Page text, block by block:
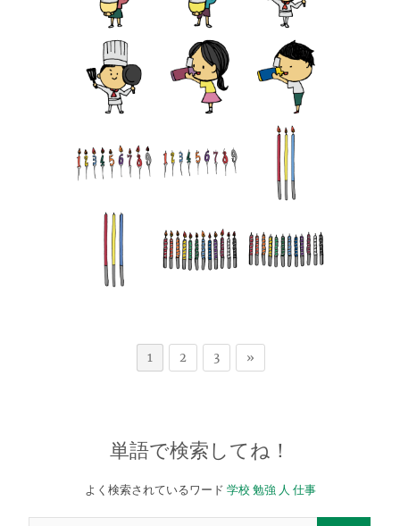
1 2 3 »
単語で検索してね！
よく検索されているワード 学校 勉強 人 仕事